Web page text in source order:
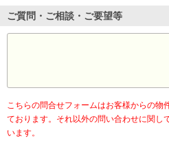
ご質問・ご相談・ご要望等
こちらの問合せフォームはお客様からの物
ております。それ以外の問い合わせに関し
います。